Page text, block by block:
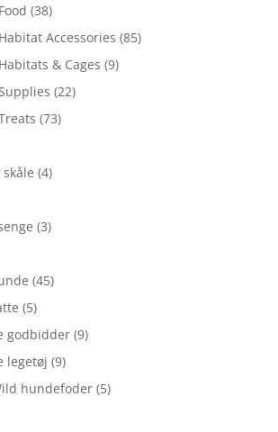
(38)
Accessories (85)
& Cages (9)
(22)
(73)
(4)
(3)
(45)
(5)
godbidder (9)
legetøj (9)
hundefoder (5)